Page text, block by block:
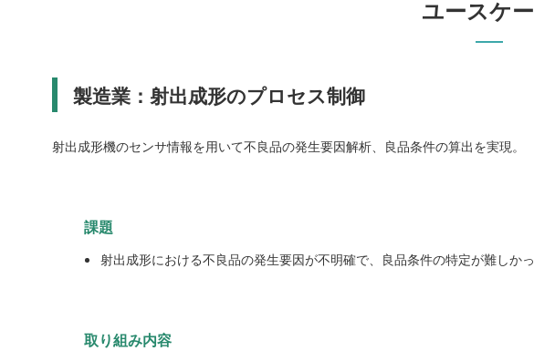
ユースケ
製造業：射出成形のプロセス制御
射出成形機のセンサ情報を用いて不良品の発生要因解析、良品条件の算出を実現。
課題
射出成形における不良品の発生要因が不明確で、良品条件の特定が難しかっ
取り組み内容